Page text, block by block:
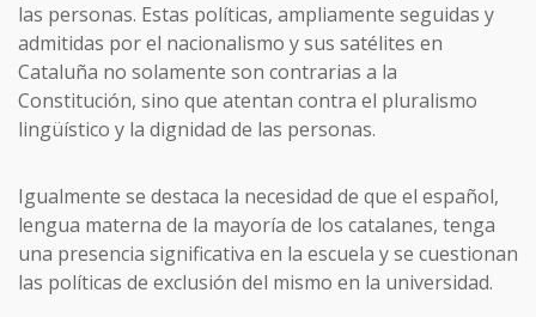
las personas. Estas políticas, ampliamente seguidas y
admitidas por el nacionalismo y sus satélites en
Cataluña no solamente son contrarias a la
Constitución, sino que atentan contra el pluralismo
lingüístico y la dignidad de las personas.
Igualmente se destaca la necesidad de que el español,
lengua materna de la mayoría de los catalanes, tenga
una presencia significativa en la escuela y se cuestionan
las políticas de exclusión del mismo en la universidad.